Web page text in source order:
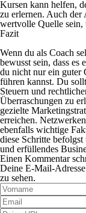
Kursen kann helfen,
zu erlernen. Auch der
wertvolle Quelle
Fazit
Wenn du als Coach
bewusst sein, dass
du nicht nur ein guter
führen kannst. Du
Steuern und
Überraschungen zu
gezielte
erreichen.
ebenfalls wichtige
diese Schritte
und erfüllendes
Einen Kommentar
Deine E-Mail-
zu sehen.